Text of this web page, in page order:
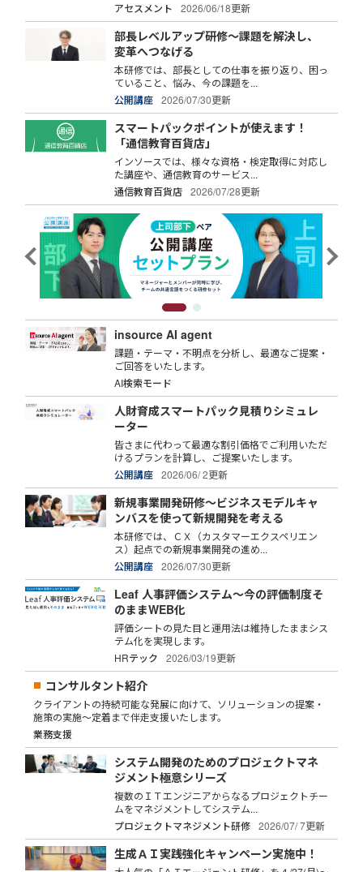
アセスメント
2026/06/18更新
部長レベルアップ研修～課題を解決し、
変革へつなげる
本研修では、部長としての仕事を振り返り、困っ
ていること、悩み、今の課題を...
公開講座
2026/07/30更新
スマートパックポイントが使えます！
「通信教育百貨店」
インソースでは、様々な資格・検定取得に対応し
た講座や、通信教育のサービス...
通信教育百貨店
2026/07/28更新
insource AI agent
課題・テーマ・不明点を分析し、最適なご提案・
ご回答をいたします。
AI検索モード
人財育成スマートパック見積りシミュレ
ーター
皆さまに代わって最適な割引価格でご利用いただ
けるプランを計算し、ご提案いたします。
公開講座
2026/06/ 2更新
新規事業開発研修～ビジネスモデルキャ
ンバスを使って新規開発を考える
本研修では、ＣＸ（カスタマーエクスペリエン
ス）起点での新規事業開発の進め...
公開講座
2026/07/30更新
Leaf 人事評価システム～今の評価制度そ
のままWEB化
評価シートの見た目と運用法は維持したままシス
テム化を実現します。
HRテック
2026/03/19更新
コンサルタント紹介
クライアントの持続可能な発展に向けて、ソリューションの提案・
施策の実施～定着まで伴走支援いたします。
業務支援
システム開発のためのプロジェクトマネ
ジメント極意シリーズ
複数のＩＴエンジニアからなるプロジェクトチー
ムをマネジメントしてシステム...
プロジェクトマネジメント研修
2026/07/ 7更新
生成ＡＩ実践強化キャンペーン実施中！